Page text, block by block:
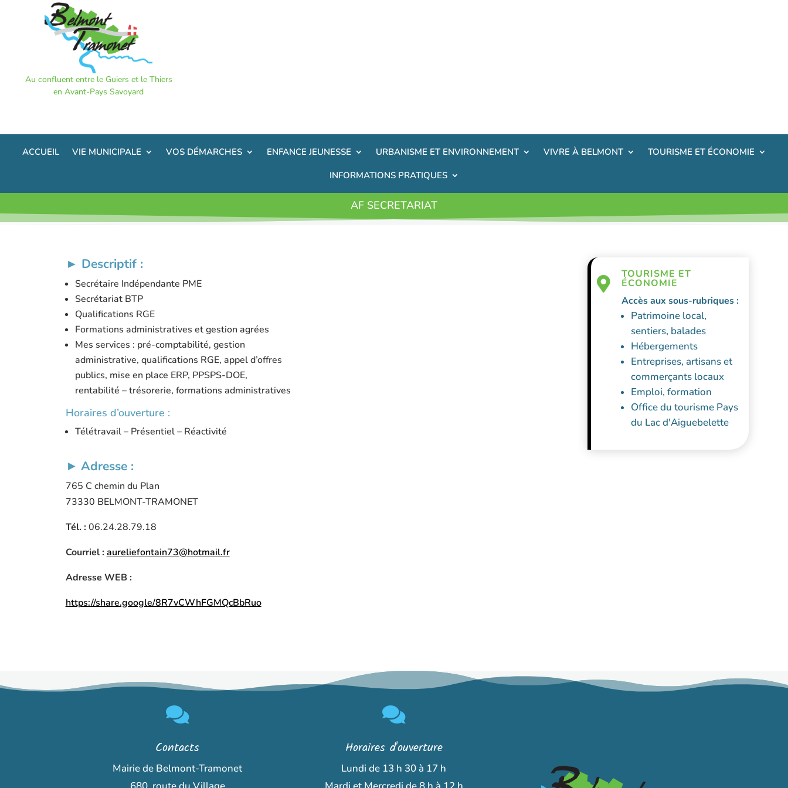
Au confluent entre le Guiers et le Thiers
en Avant-Pays Savoyard
ACCUEIL VIE MUNICIPALE VOS DÉMARCHES ENFANCE JEUNESSE URBANISME ET ENVIRONNEMENT VIVRE À BELMONT
TOURISME ET ÉCONOMIE
INFORMATIONS PRATIQUES
AF SECRETARIAT
► Descriptif :
Secrétaire Indépendante PME
Secrétariat BTP
Qualifications RGE
Formations administratives et gestion agrées
Mes services : pré-comptabilité, gestion
administrative, qualifications RGE, appel d’offres
publics, mise en place ERP, PPSPS-DOE,
rentabilité – trésorerie, formations administratives
Horaires d’ouverture :
Télétravail – Présentiel – Réactivité
► Adresse :
765 C chemin du Plan
73330 BELMONT-TRAMONET
Tél. :06.24.28.79.18
Courriel :aureliefontain73@hotmail.fr
Adresse WEB :
https://share.google/8R7vCWhFGMQcBbRuo

TOURISME ET
ÉCONOMIE
Accès aux sous-rubriques :
Patrimoine local,
sentiers, balades
Hébergements
Entreprises, artisans et
commerçants locaux
Emploi, formation
Office du tourisme Pays
du Lac d'Aiguebelette

Contacts
Mairie de Belmont-Tramonet

Horaires d'ouverture
Lundi de 13 h 30 à 17 h